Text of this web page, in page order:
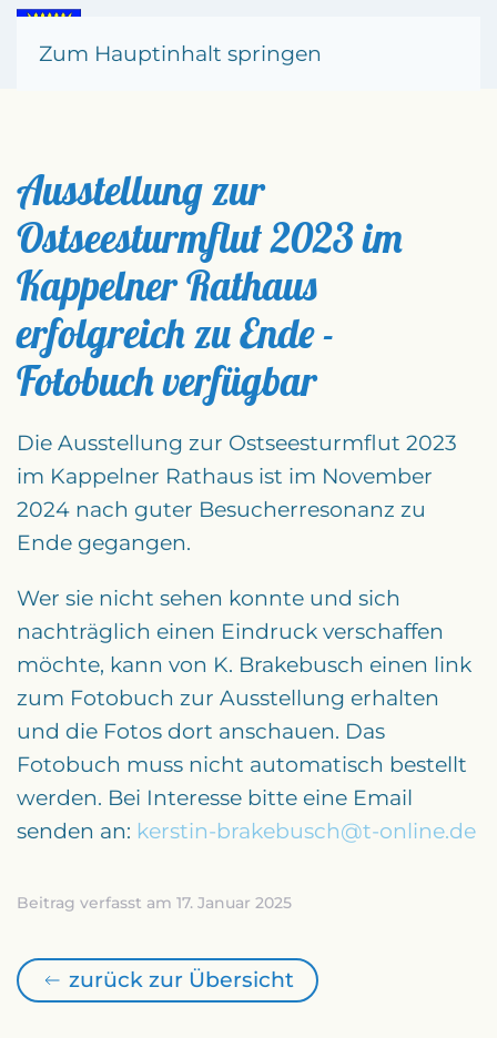
Zum Hauptinhalt springen
Ausstellung zur
Ostseesturmflut 2023 im
Kappelner Rathaus
erfolgreich zu Ende -
Fotobuch verfügbar
Die Ausstellung zur Ostseesturmflut 2023
im Kappelner Rathaus ist im November
2024 nach guter Besucherresonanz zu
Ende gegangen.
Wer sie nicht sehen konnte und sich
nachträglich einen Eindruck verschaffen
möchte, kann von K. Brakebusch einen link
zum Fotobuch zur Ausstellung erhalten
und die Fotos dort anschauen. Das
Fotobuch muss nicht automatisch bestellt
werden. Bei Interesse bitte eine Email
senden an: kerstin-brakebusch@t-online.de
Beitrag verfasst am 17. Januar 2025
zurück zur Übersicht